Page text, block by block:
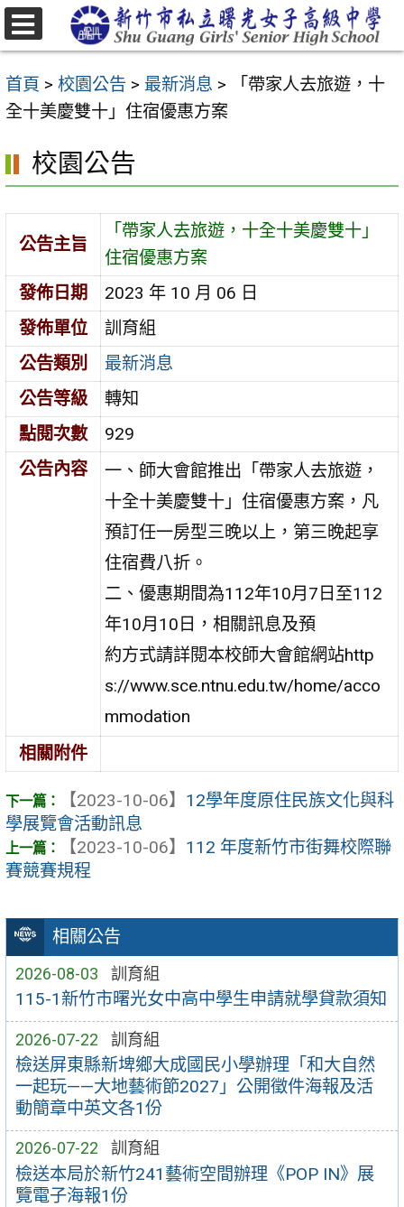
跳
至
要
內
區
首頁 > 校園公告 > 最新消息 >
「帶家人去旅遊，十
全十美慶雙十」住宿優惠方案
相關公告
2026-08-03 訓育組
115-1新竹市曙光女中高中學生申請就學貸款須知
2026-07-22 訓育組
檢送屏東縣新埤鄉大成國民小學辦理「和大自然
一起玩——大地藝術節2027」公開徵件海報及活
動簡章中英文各1份
2026-07-22 訓育組
檢送本局於新竹241藝術空間辦理《POP IN》展
覽電子海報1份
校園公告
公告主旨
「帶家人去旅遊，十全十美慶雙十」
住宿優惠方案
發佈日期
2023 年 10 月 06 日
發佈單位
訓育組
公告類別
最新消息
公告等級
轉知
點閱次數
929
公告內容
一、師大會館推出「帶家人去旅遊，
十全十美慶雙十」住宿優惠方案，凡
預訂任一房型三晚以上，第三晚起享
住宿費八折。
二、優惠期間為112年10月7日至112
年10月10日，相關訊息及預
約方式請詳閱本校師大會館網站http
s://www.sce.ntnu.edu.tw/home/acco
mmodation
相關附件
【2023-10-06】 12學年度原住民族文化與科
學展覽會活動訊息
【2023-10-06】 112 年度新竹市街舞校際聯
賽競賽規程
選
單